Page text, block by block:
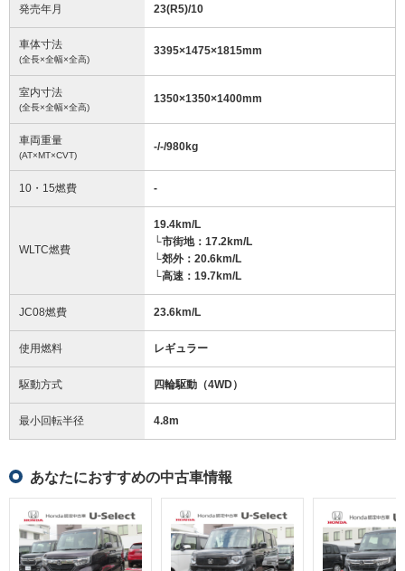
発売年月 23(R5)/10
車体寸法
(全長×全幅×全高)
3395×1475×1815mm
室内寸法
(全長×全幅×全高)
1350×1350×1400mm
車両重量
(AT×MT×CVT)
-/-/980kg
10・15燃費 -
WLTC燃費
19.4km/L
└市街地：17.2km/L
└郊外：20.6km/L
└高速：19.7km/L
JC08燃費 23.6km/L
使用燃料 レギュラー
駆動方式 四輪駆動（4WD）
最小回転半径 4.8m
あなたにおすすめの中古車情報